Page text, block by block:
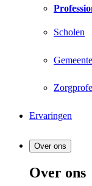
Scholen
Ervaringen
Over ons
Over ons